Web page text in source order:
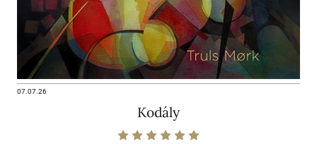
07.07.26
Kodály